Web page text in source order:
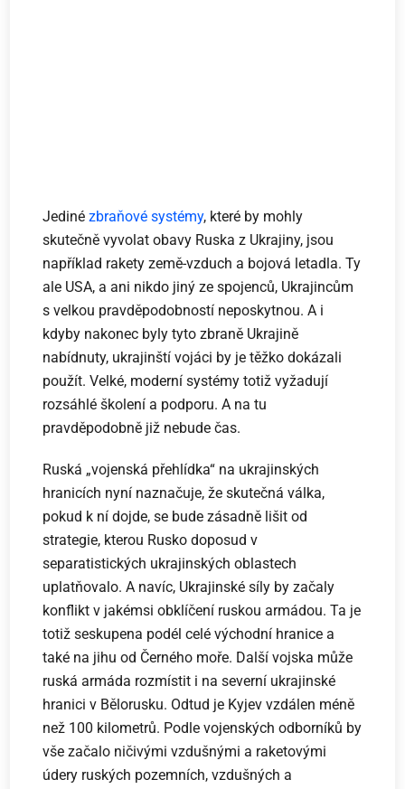
Jedinézbraňové systémy, které by mohly
skutečně vyvolat obavy Ruska z Ukrajiny, jsou
například rakety země-vzduch a bojová letadla. Ty
ale USA, a ani nikdo jiný ze spojenců, Ukrajincům
s velkou pravděpodobností neposkytnou. A i
kdyby nakonec byly tyto zbraně Ukrajině
nabídnuty, ukrajinští vojáci by je těžko dokázali
použít. Velké, moderní systémy totiž vyžadují
rozsáhlé školení a podporu. A na tu
pravděpodobně již nebude čas.
Ruská „vojenská přehlídka“ na ukrajinských
hranicích nyní naznačuje, že skutečná válka,
pokud k ní dojde, se bude zásadně lišit od
strategie, kterou Rusko doposud v
separatistických ukrajinských oblastech
uplatňovalo. A navíc, Ukrajinské síly by začaly
konflikt v jakémsi obklíčení ruskou armádou. Ta je
totiž seskupena podél celé východní hranice a
také na jihu od Černého moře. Další vojska může
ruská armáda rozmístit i na severní ukrajinské
hranici v Bělorusku. Odtud je Kyjev vzdálen méně
než 100 kilometrů. Podle vojenských odborníků by
vše začalo ničivými vzdušnými a raketovými
údery ruských pozemních, vzdušných a